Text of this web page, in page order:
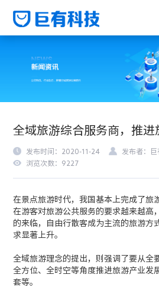
全域旅游综合服务商，推
发布时间：2020-11-24
发布者：巨
浏览次数：9227
在景点旅游时代，我国基本上完成了旅
在游客对旅游公共服务的要求越来越高
的来临，自由行散客成为主流的旅游方
求显著上升。
全域旅游理念的提出，则强调了要从全
全方位、全时空等角度推进旅游产业发
套等。